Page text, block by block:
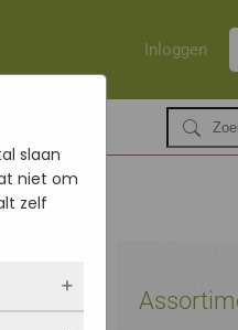
Inloggen
slaan
niet om
zelf